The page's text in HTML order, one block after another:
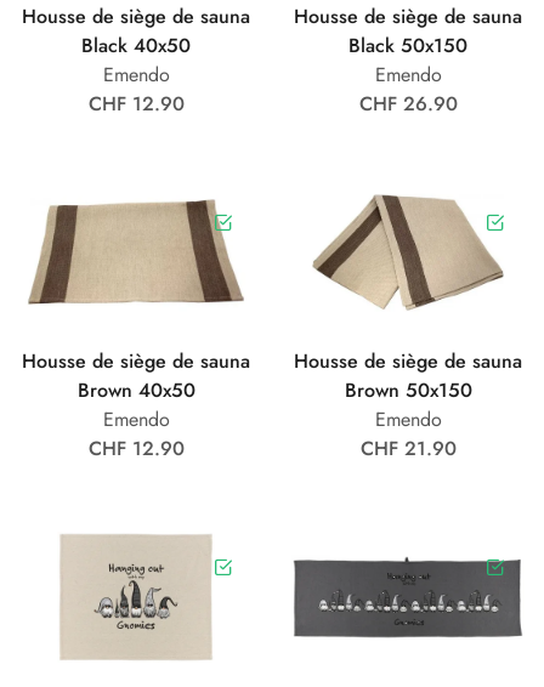
Housse de siège de sauna
Black 40x50
Emendo
CHF 12.90
Housse de siège de sauna
Black 50x150
Emendo
CHF 26.90
Housse de siège de sauna
Brown 40x50
Emendo
CHF 12.90
Housse de siège de sauna
Brown 50x150
Emendo
CHF 21.90